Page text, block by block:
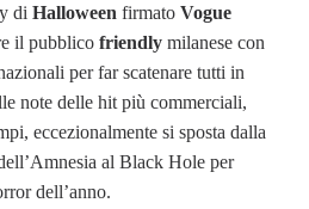
di Halloween firmato Vogue
il pubblico friendly milanese con
per far scatenare tutti in
note delle hit più commerciali,
eccezionalmente si sposta dalla
al Black Hole per
dell’anno.